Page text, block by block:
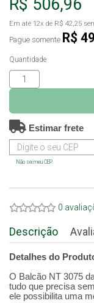
R$ 506,96
Em até 12x de R$ 42,25
Pague somente R$
Quantidade
Estimar frete
Não sei meu CEP
0
Descrição
Detalhes do
O Balcão NT 3075
tudo que precisa
ele possibilita uma